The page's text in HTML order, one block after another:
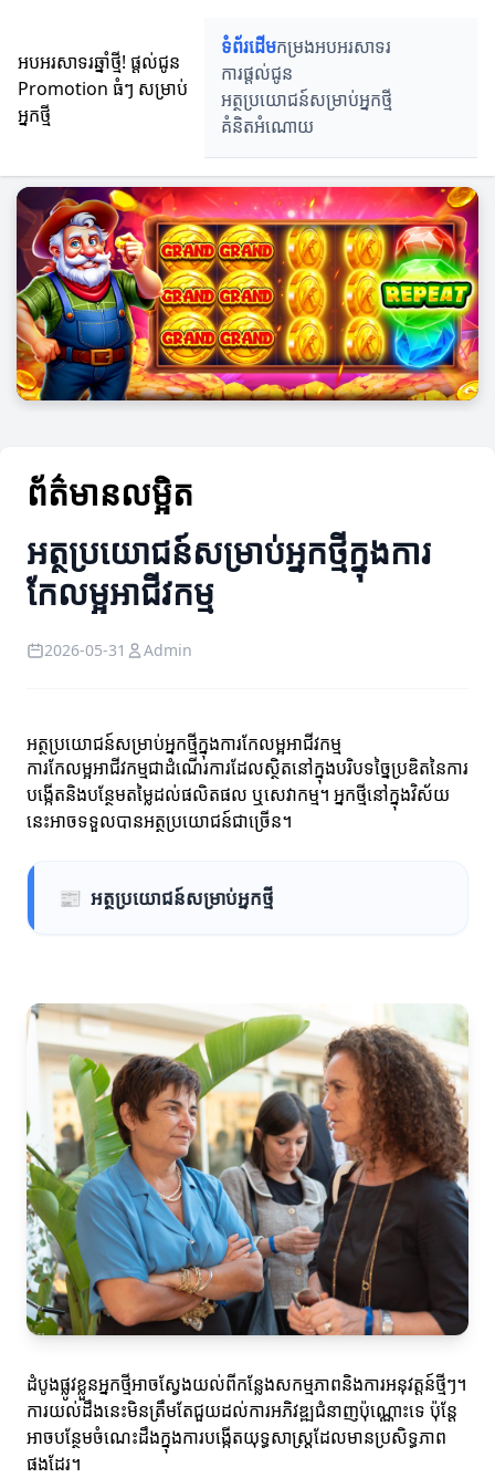
អបអរសាទរឆ្នាំថ្មី! ផ្តល់ជូន
Promotion ធំៗ សម្រាប់
អ្នកថ្មី
ទំព័រដើមកម្រងអបអរសាទរ
ការផ្តល់ជូន
អត្ថប្រយោជន៍សម្រាប់អ្នកថ្មី
គំនិតអំណោយ
ព័ត៌មានលម្អិត
អត្ថប្រយោជន៍សម្រាប់អ្នកថ្មីក្នុងការ
កែលម្អអាជីវកម្ម
2026-05-31 Admin
អត្ថប្រយោជន៍សម្រាប់អ្នកថ្មីក្នុងការកែលម្អអាជីវកម្ម
ការកែលម្អអាជីវកម្មជាដំណើរការដែលស្ថិតនៅក្នុងបរិបទច្នៃប្រឌិតនៃការ
បង្កើតនិងបន្ថែមតម្លៃដល់ផលិតផល ឬសេវាកម្ម។ អ្នកថ្មីនៅក្នុងវិស័យ
នេះអាចទទួលបានអត្ថប្រយោជន៍ជាច្រើន។
📰 អត្ថប្រយោជន៍សម្រាប់អ្នកថ្មី
ដំបូងផ្លូវខ្លួនអ្នកថ្មីអាចស្វែងយល់ពីកន្លែងសកម្មភាពនិងការអនុវត្តន៍ថ្មីៗ។
ការយល់ដឹងនេះមិនត្រឹមតែជួយដល់ការអភិវឌ្ឍជំនាញប៉ុណ្ណោះទេ ប៉ុន្តែ
អាចបន្ថែមចំណេះដឹងក្នុងការបង្កើតយុទ្ធសាស្រ្តដែលមានប្រសិទ្ធភាព
ផងដែរ។